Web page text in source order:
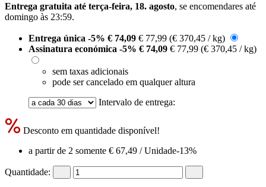
Entrega gratuita até terça-feira, 18. agosto, se encomendares até
domingo às 23:59.
Entrega única -5% € 74,09 € 77,99 (€ 370,45 / kg)
Assinatura económica -5% € 74,09 € 77,99 (€ 370,45 / kg)
sem taxas adicionais
pode ser cancelado em qualquer altura
Intervalo de entrega:
Desconto em quantidade disponível!
a partir de 2 somente € 67,49 / Unidade-13%
Quantidade: